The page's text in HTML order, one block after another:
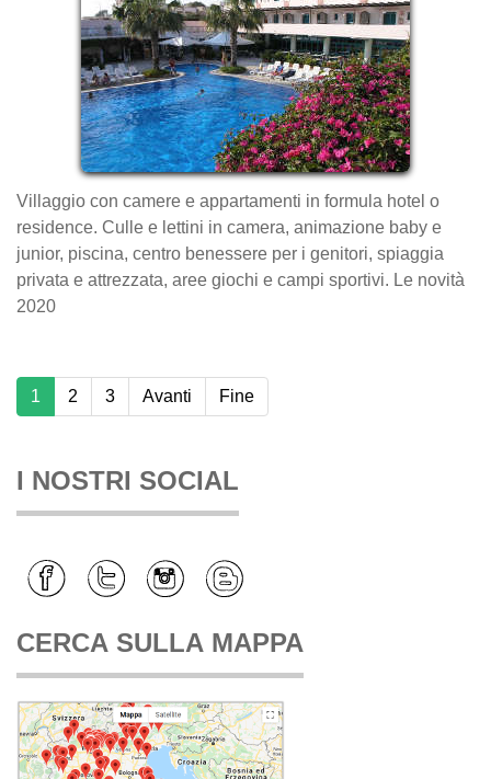
Villaggio con camere e appartamenti in formula hotel o
residence. Culle e lettini in camera, animazione baby e
junior, piscina, centro benessere per i genitori, spiaggia
privata e attrezzata, aree giochi e campi sportivi. Le novità
2020
1 2 3 Avanti Fine
I NOSTRI SOCIAL
CERCA SULLA MAPPA